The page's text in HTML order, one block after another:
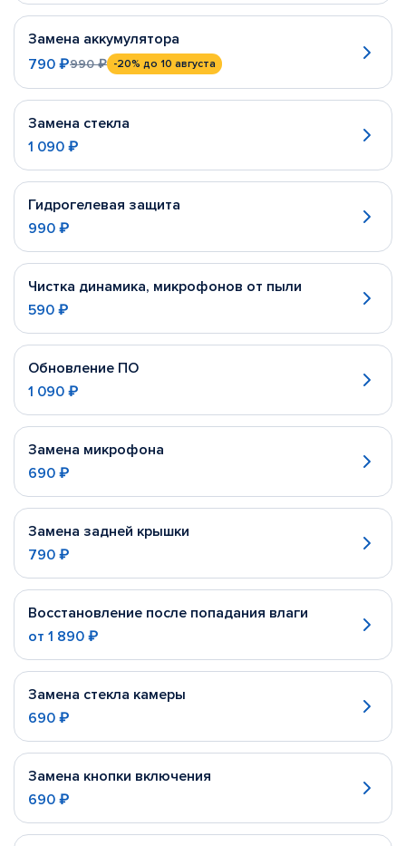
Замена аккумулятора
790 ₽990 ₽ -20% до 10 августа
Замена стекла
1 090 ₽
Гидрогелевая защита
990 ₽
Чистка динамика, микрофонов от пыли
590 ₽
Обновление ПО
1 090 ₽
Замена микрофона
690 ₽
Замена задней крышки
790 ₽
Восстановление после попадания влаги
от 1 890 ₽
Замена стекла камеры
690 ₽
Замена кнопки включения
690 ₽